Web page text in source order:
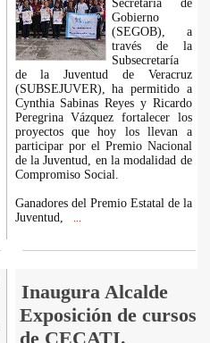
Secretaría de
Gobierno
(SEGOB), a
través de la
Subsecretaría
de la Juventud de Veracruz
(SUBSEJUVER), ha permitido a
Cynthia Sabinas Reyes y Ricardo
Peregrina Vázquez fortalecer los
proyectos que hoy los llevan a
participar por el Premio Nacional
de la Juventud, en la modalidad de
Compromiso Social.
Ganadores del Premio Estatal de la
Juventud,
Inaugura Alcalde
Exposición de cursos
de CECATI.